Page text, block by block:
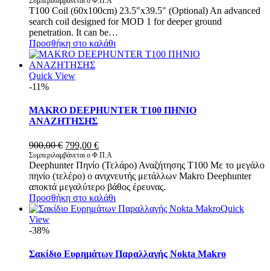
was:
900,00 €.
τιμή
είναι:
799,00 €.
T100 Coil (60x100cm) 23.5"x39.5" (Optional) An advanced
search coil designed for MOD 1 for deeper ground
penetration. It can be…
Προσθήκη στο καλάθι
Quick View
-11%
MAKRO DEEPHUNTER T100 ΠΗΝΙΟ
ΑΝΑΖΗΤΗΣΗΣ
900,00€ Original
price
was:
900,00 €.
799,00 €Η
τρέχουσα
τιμή
είναι:
799,00 €.
Συμπεριλαμβάνεται ο Φ.Π.Α
Deephunter Πηνίο (Τελάρο) Αναζήτησης Τ100 Με το μεγάλο
πηνίο (τελέρο) ο ανιχνευτής μετάλλων Makro Deephunter
αποκτά μεγαλύτερο βάθος έρευνας.
Προσθήκη στο καλάθι
Quick
View
-38%
Σακίδιο Ευρημάτων Παραλλαγής Nokta Makro